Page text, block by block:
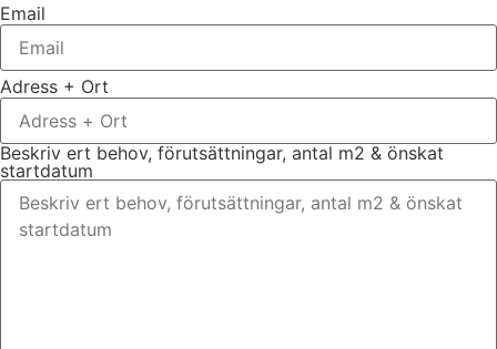
Email
Adress + Ort
Beskriv ert behov, förutsättningar, antal m2 & önskat
startdatum